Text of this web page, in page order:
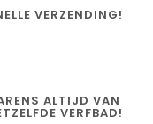
VERZENDING!
ALTIJD VAN
VERFBAD!